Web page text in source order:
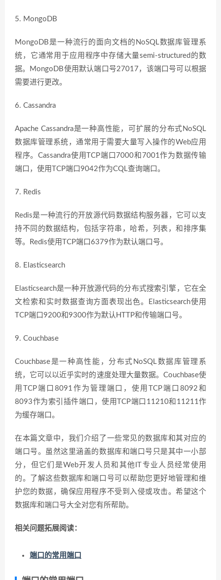
5. MongoDB
MongoDB是一种流行的面向文档的NoSQL数据库管理系
统，它通常用于应用程序中存储大量semi-structured的数
据。MongoDB使用默认端口号27017，该端口号可以根据
需要进行更改。
6. Cassandra
Apache Cassandra是一种高性能，可扩展的分布式NoSQL
数据库管理系统，通常用于需要大量写入操作的Web应用
程序。Cassandra使用TCP端口7000和7001作为数据传输
端口，使用TCP端口9042作为CQL查询端口。
7. Redis
Redis是一种流行的开放源代码数据结构服务器，它可以支
持不同的数据结构，包括字符串，哈希，列表，和排序集
等。Redis使用TCP端口6379作为默认端口号。
8. Elasticsearch
Elasticsearch是一种开放源代码的分布式搜索引擎，它在全
文检索和实时数据查询方面表现出色。Elasticsearch使用
TCP端口9200和9300作为默认HTTP和传输端口号。
9. Couchbase
Couchbase是一种高性能，分布式NoSQL数据库管理系
统，它可以以近乎实时的速度处理大量数据。Couchbase使
用TCP端口8091作为管理端口，使用TCP端口8092和
8093作为索引插件端口，使用TCP端口11210和11211作
为缓存端口。
在本篇文章中，我们介绍了一些常见的数据库和其对应的
端口号。虽然这里涵盖的数据库和端口号只是其中一小部
分，但它们是Web开发人员和其他IT专业人员经常使用
的。了解这些数据库和端口号可以帮助您更好地管理和维
护您的数据，确保应用程序不受到入侵或攻击。希望这个
数据库和端口号大全对您有所帮助。
相关问题拓展阅读：
端口的常用端口